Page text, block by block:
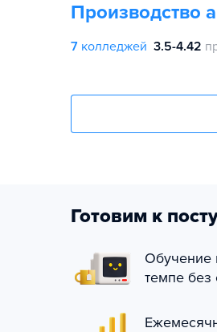
Производство
7 колледжей 3.5-4.42
Готовим к
Обучение
темпе без